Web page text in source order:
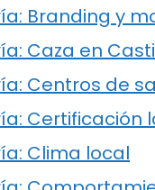
Branding y
Caza en
Centros de
Certificación
Clima local